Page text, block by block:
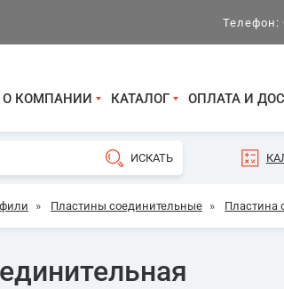
Телефон:
О КОМПАНИИ КАТАЛОГ ОПЛАТА И
» Пластины соединительные » Пластина